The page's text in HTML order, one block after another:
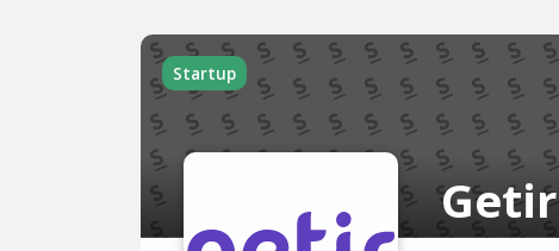
Startup
Getir